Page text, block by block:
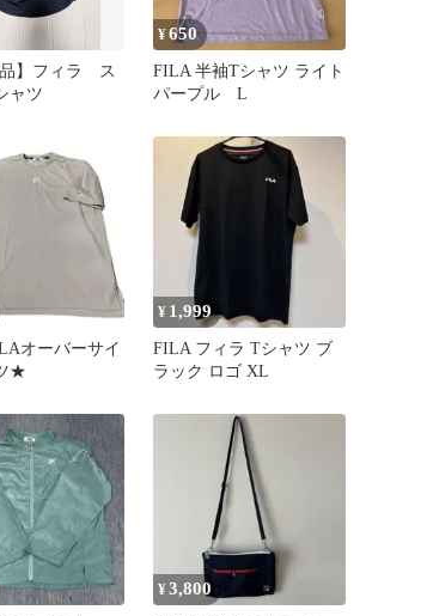
品】フィラ ス
ャツ
¥650
FILA 半袖Tシャツ ライト
パープル L
オーバーサイ
★
¥ 1,999
FILA フィラ Tシャツ ブ
ラック ロゴ XL
¥3,800